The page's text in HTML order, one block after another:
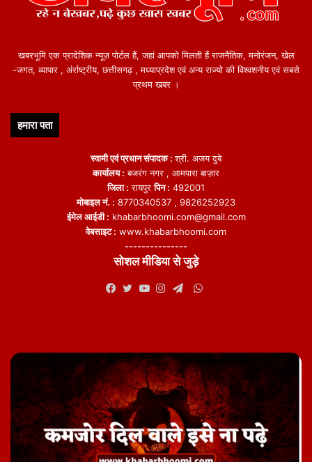
खबरभूमि एक प्रादेशिक न्यूज़ पोर्टल हैं, जहां आपको मिलती हैं राजनैतिक, मनोरंजन, खेल
-जगत, व्यापार , अंर्राष्ट्रीय, छत्तीसगढ़ , मध्याप्रदेश एवं अन्य राज्यो की विश्वशनीय एवं सबसे
प्रथम खबर ।
हमारा पता
स्वामी एवं प्रधान संपादक :श्री. अजय दुबे
कार्यालय : बजरंग नगर , आमपारा बाज़ार
जिला : रायपुरपिन : 492001
मोबाइल नं. : 8770340537 , 9826252923
ईमेल आईडी : khabarbhoomi.com@gmail.com
वेबसाइट : www.khabarbhoomi.com
---------------
सोशल मीडिया से जुड़े
WhatsApp